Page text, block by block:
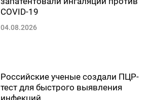
COVID-19
04.08.2026
Российские ученые создали ПЦР-
тест для быстрого выявления
инфекций